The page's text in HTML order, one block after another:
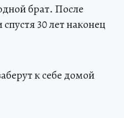
брат. После
30 лет наконец
к себе домой